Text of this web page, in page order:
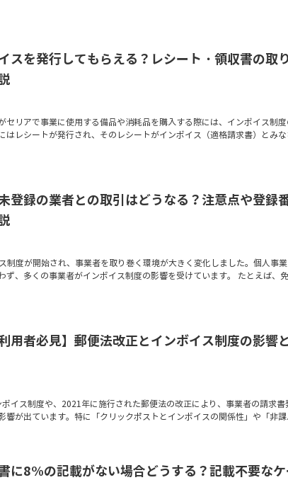
スを発行してもらえる？レシート・領収書の取り
セリアで事業に使用する備品や消耗品を購入する際には、インボイス制度
はレシートが発行され、そのレシートがインボイス（適格請求書）とみな
登録の業者との取引はどうなる？注意点や登録
制度が開始され、事業者を取り巻く環境が大きく変化しました。個人事
ず、多くの事業者がインボイス制度の影響を受けています。 たとえば、
用者必見】郵便法改正とインボイス制度の影響と
イス制度や、2021年に施行された郵便法の改正により、事業者の請求書
響が出ています。特に「クリックポストとインボイスの関係性」や「非課
に8%の記載がない場合どうする？記載不要なケ